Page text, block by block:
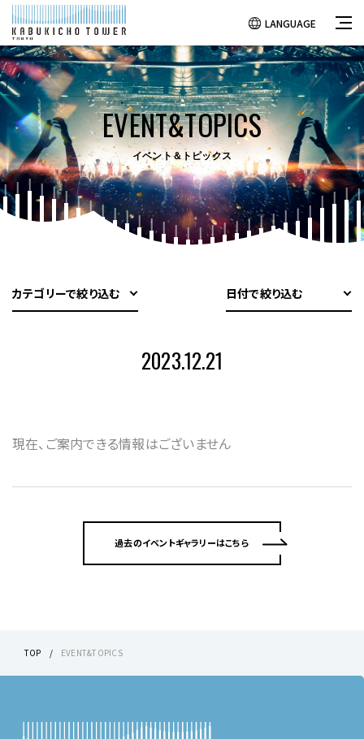
LANGUAGE
EVENT&TOPICS
イベント＆トピックス
カテゴリーで絞り込む 日付で絞り込む
2023.12.21
現在、ご案内できる情報はございません
過去のイベントギャラリーはこちら
TOP EVENT&TOPICS